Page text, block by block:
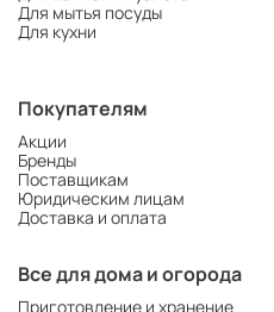
Для мытья посуды
Для кухни
Покупателям
Акции
Бренды
Поставщикам
Юридическим лицам
Доставка и оплата
Все для дома и огорода
Приготовление и хранение